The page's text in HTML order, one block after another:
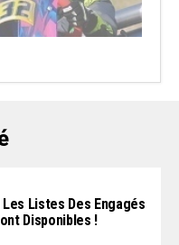
Les Listes Des Engagés
Disponibles !